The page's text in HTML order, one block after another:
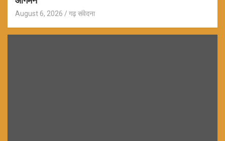
August 6, 2026 गढ़ संवेदना